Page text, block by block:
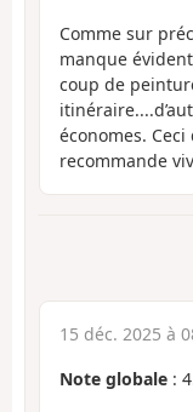
Comme sur
manque
coup de
économes.
recommande
15 déc. 2025 à
Note globale :